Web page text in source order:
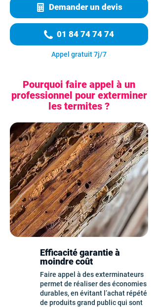
Demander un devis
01 84 74 74 74
Appel gratuit 7j/7
Pourquoi faire appel à un
professionnel pour exterminer
les termites ?
Efficacité garantie à
moindre coût
Faire appel à des exterminateurs
permet de réaliser des économies
durables, en évitant l’achat répété
de produits grand public qui sont